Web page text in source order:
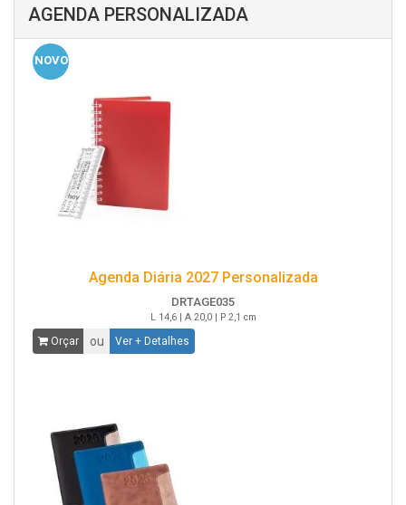
AGENDA PERSONALIZADA
NOVO
Agenda Diária 2027 Personalizada
DRTAGE035
L 14,6 | A 20,0 | P 2,1 cm
Orçar ou Ver + Detalhes